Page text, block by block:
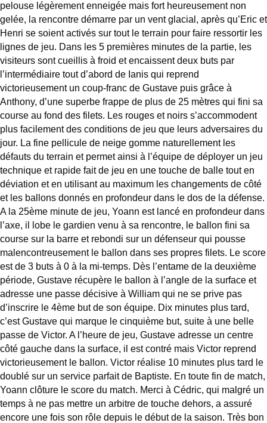
pelouse légèrement enneigée mais fort heureusement non
gelée, la rencontre démarre par un vent glacial, après qu’Eric et
Henri se soient activés sur tout le terrain pour faire ressortir les
lignes de jeu. Dans les 5 premières minutes de la partie, les
visiteurs sont cueillis à froid et encaissent deux buts par
l’intermédiaire tout d’abord de Ianis qui reprend
victorieusement un coup-franc de Gustave puis grâce à
Anthony, d’une superbe frappe de plus de 25 mètres qui fini sa
course au fond des filets. Les rouges et noirs s’accommodent
plus facilement des conditions de jeu que leurs adversaires du
jour. La fine pellicule de neige gomme naturellement les
défauts du terrain et permet ainsi à l’équipe de déployer un jeu
technique et rapide fait de jeu en une touche de balle tout en
déviation et en utilisant au maximum les changements de côté
et les ballons donnés en profondeur dans le dos de la défense.
A la 25ème minute de jeu, Yoann est lancé en profondeur dans
l’axe, il lobe le gardien venu à sa rencontre, le ballon fini sa
course sur la barre et rebondi sur un défenseur qui pousse
malencontreusement le ballon dans ses propres filets. Le score
est de 3 buts à 0 à la mi-temps. Dès l’entame de la deuxième
période, Gustave récupère le ballon à l’angle de la surface et
adresse une passe décisive à William qui ne se prive pas
d’inscrire le 4ème but de son équipe. Dix minutes plus tard,
c’est Gustave qui marque le cinquième but, suite à une belle
passe de Victor. A l’heure de jeu, Gustave adresse un centre
côté gauche dans la surface, il est contré mais Victor reprend
victorieusement le ballon. Victor réalise 10 minutes plus tard le
doublé sur un service parfait de Baptiste. En toute fin de match,
Yoann clôture le score du match. Merci à Cédric, qui malgré un
temps à ne pas mettre un arbitre de touche dehors, a assuré
encore une fois son rôle depuis le début de la saison. Très bon